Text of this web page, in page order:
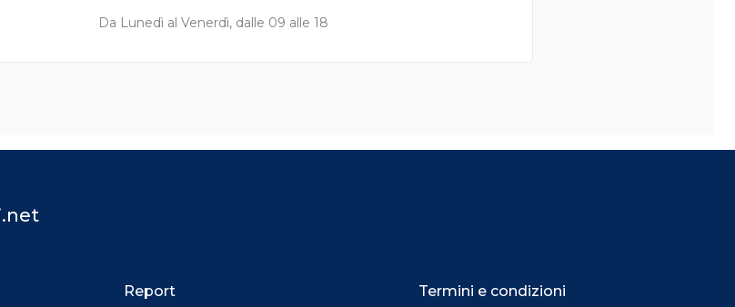
Da Lunedì al Venerdì, dalle 09 alle 18
Report Termini e condizioni